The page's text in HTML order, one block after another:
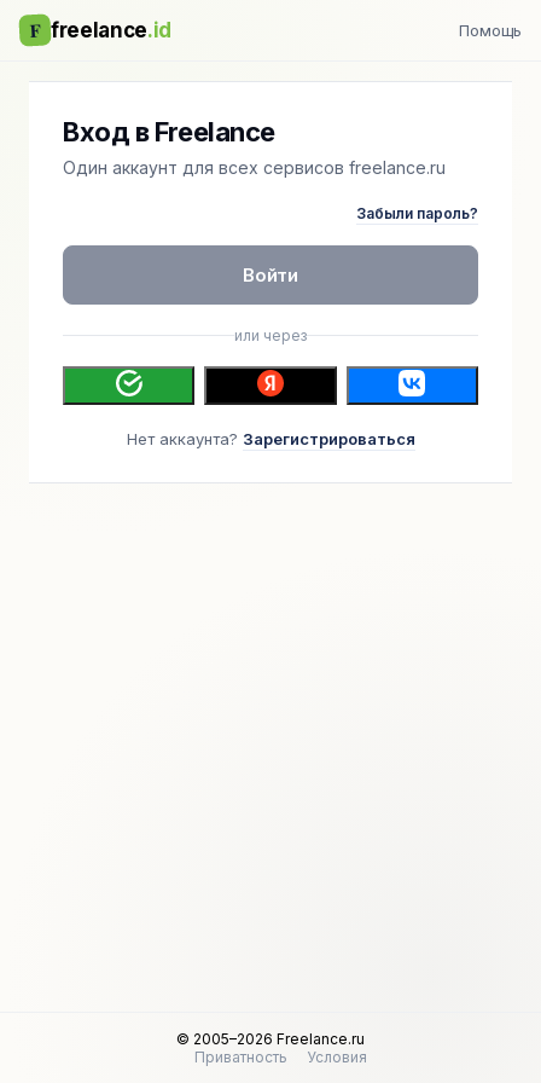
F freelance.id Помощь
Вход в Freelance
Один аккаунт для всех сервисов freelance.ru
Забыли пароль?
Войти
или через
Нет аккаунта? Зарегистрироваться
© 2005–2026 Freelance.ru
Приватность
Условия